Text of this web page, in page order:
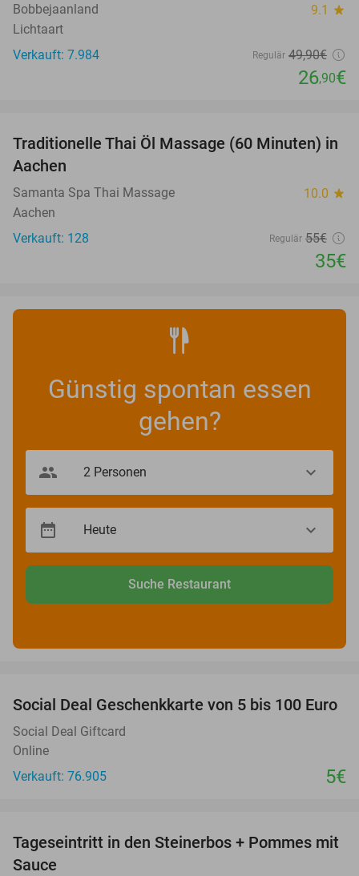
Bobbejaanland 9.1 star
Lichtaart
Verkauft: 7.984
Regulär 49,90€
26,90€
36%
Traditionelle Thai Öl Massage (60 Minuten) in
Aachen
Samanta Spa Thai Massage 10.0 star
Aachen
Verkauft: 128
Regulär 55€
35€
Günstig spontan essen
gehen?
Suche Restaurant
Social Deal Geschenkkarte von 5 bis 100 Euro
Social Deal Giftcard
Online
Verkauft: 76.905
5€
37%
Tageseintritt in den Steinerbos + Pommes mit
Sauce